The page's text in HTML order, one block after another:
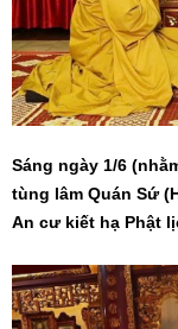
Sáng ngày 1/6
tùng lâm Quán Sứ
An cư kiết hạ Phật